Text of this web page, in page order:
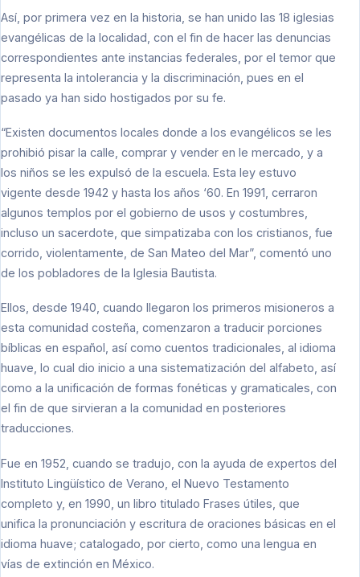
Así, por primera vez en la historia, se han unido las 18 iglesias
evangélicas de la localidad, con el fin de hacer las denuncias
correspondientes ante instancias federales, por el temor que
representa la intolerancia y la discriminación, pues en el
pasado ya han sido hostigados por su fe.
“Existen documentos locales donde a los evangélicos se les
prohibió pisar la calle, comprar y vender en le mercado, y a
los niños se les expulsó de la escuela. Esta ley estuvo
vigente desde 1942 y hasta los años ‘60. En 1991, cerraron
algunos templos por el gobierno de usos y costumbres,
incluso un sacerdote, que simpatizaba con los cristianos, fue
corrido, violentamente, de San Mateo del Mar”, comentó uno
de los pobladores de la Iglesia Bautista.
Ellos, desde 1940, cuando llegaron los primeros misioneros a
esta comunidad costeña, comenzaron a traducir porciones
bíblicas en español, así como cuentos tradicionales, al idioma
huave, lo cual dio inicio a una sistematización del alfabeto, así
como a la unificación de formas fonéticas y gramaticales, con
el fin de que sirvieran a la comunidad en posteriores
traducciones.
Fue en 1952, cuando se tradujo, con la ayuda de expertos del
Instituto Lingüístico de Verano, el Nuevo Testamento
completo y, en 1990, un libro titulado Frases útiles, que
unifica la pronunciación y escritura de oraciones básicas en el
idioma huave; catalogado, por cierto, como una lengua en
vías de extinción en México.